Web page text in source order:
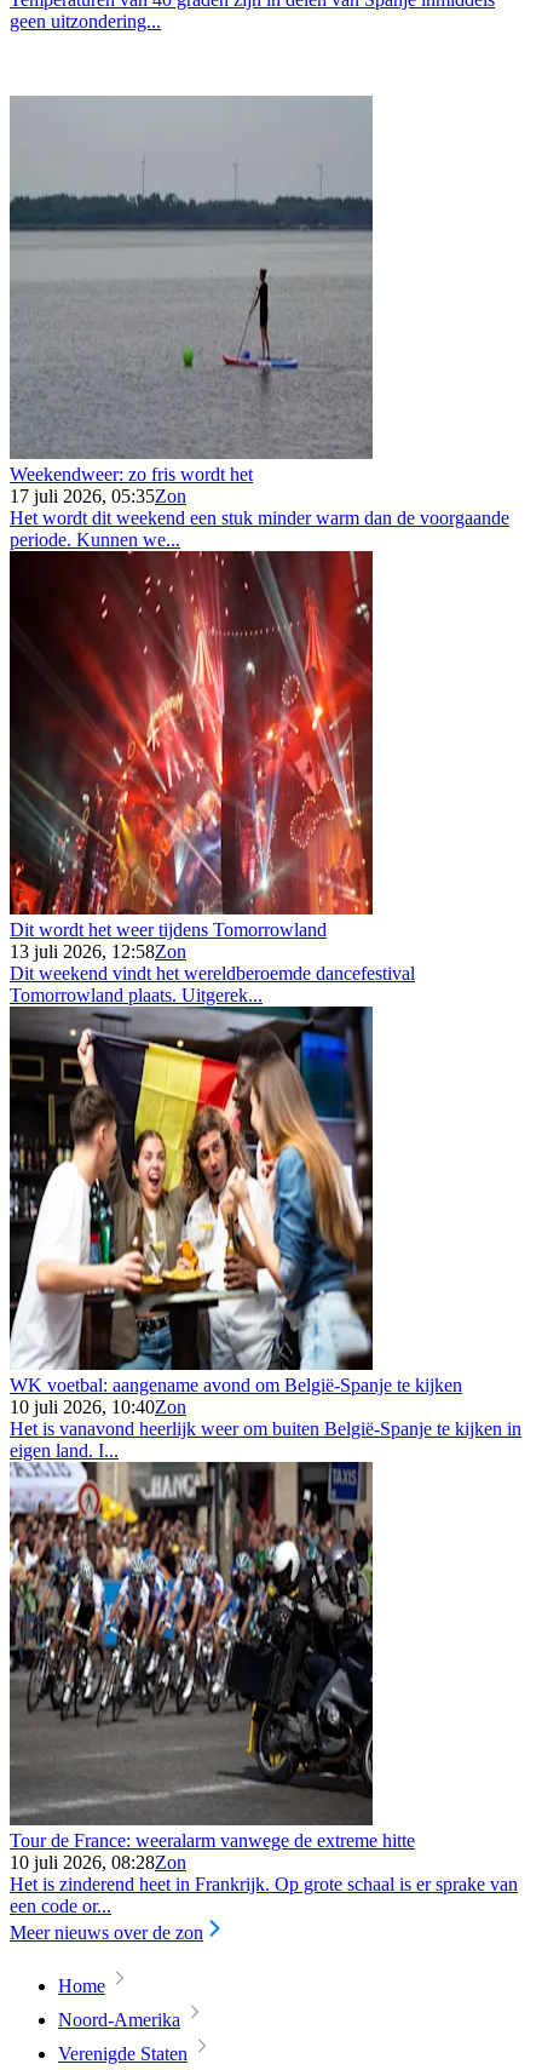
geen uitzondering...
Weekendweer: zo fris wordt het
17 juli 2026, 05:35Zon
Het wordt dit weekend een stuk minder warm dan de voorgaande
periode. Kunnen we...
Dit wordt het weer tijdens Tomorrowland
13 juli 2026, 12:58Zon
Dit weekend vindt het wereldberoemde dancefestival
Tomorrowland plaats. Uitgerek...
WK voetbal: aangename avond om België-Spanje te kijken
10 juli 2026, 10:40Zon
Het is vanavond heerlijk weer om buiten België-Spanje te kijken in
eigen land. I...
Tour de France: weeralarm vanwege de extreme hitte
10 juli 2026, 08:28Zon
Het is zinderend heet in Frankrijk. Op grote schaal is er sprake van
een code or...
Meer nieuws over de zon
Home
Noord-Amerika
Verenigde Staten